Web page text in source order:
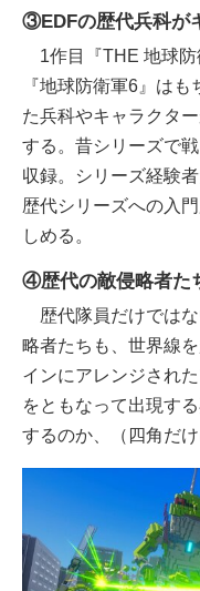
③EDFの歴代兵科が
1作目『THE 地球防
『地球防衛軍6』は
た兵科やキャラクタ
する。昔シリーズで
収録。シリーズ経験
歴代シリーズへの入
しめる。
④歴代の敵侵略者た
歴代隊員だけでは
略者たちも、世界線
インにアレンジされ
をともなって出現す
するのか、（四角だ